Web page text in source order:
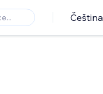
Čeština